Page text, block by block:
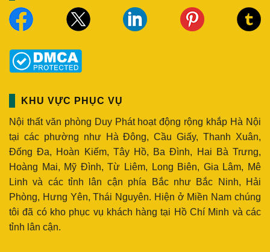
KHU VỰC PHỤC VỤ
Nội thất văn phòng Duy Phát hoạt động rộng khắp Hà Nội
tại các phường như Hà Đông, Cầu Giấy, Thanh Xuân,
Đống Đa, Hoàn Kiếm, Tây Hồ, Ba Đình, Hai Bà Trưng,
Hoàng Mai, Mỹ Đình, Từ Liêm, Long Biên, Gia Lâm, Mê
Linh và các tỉnh lân cận phía Bắc như Bắc Ninh, Hải
Phòng, Hưng Yên, Thái Nguyên. Hiện ở Miền Nam chúng
tôi đã có kho phục vụ khách hàng tại Hồ Chí Minh và các
tỉnh lân cận.